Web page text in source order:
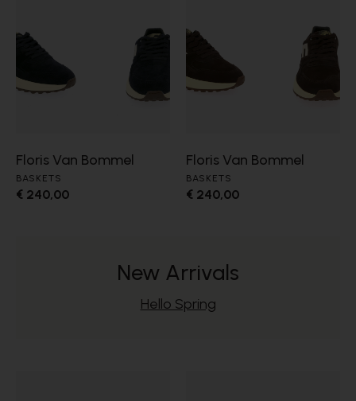
Floris Van Bommel
BASKETS
€ 240,00
Floris Van Bommel
BASKETS
€ 240,00
New Arrivals
Hello Spring